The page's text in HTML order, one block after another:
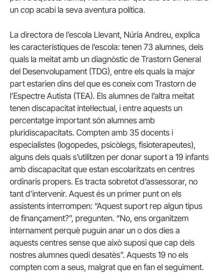
un cop acabi la seva aventura política.
La directora de l’escola Llevant, Núria Andreu, explica
les característiques de l’escola: tenen 73 alumnes, dels
quals la meitat amb un diagnòstic de Trastorn General
del Desenvolupament (TDG), entre els quals la major
part estarien dins del que es coneix com Trastorn de
l’Espectre Autista (TEA). Els alumnes de l’altra meitat
tenen discapacitat intel·lectual, i entre aquests un
percentatge important són alumnes amb
pluridiscapacitats. Compten amb 35 docents i
especialistes (logopedes, psicòlegs, fisioterapeutes),
alguns dels quals s’utilitzen per donar suport a 19 infants
amb discapacitat que estan escolaritzats en centres
ordinaris propers. Es tracta sobretot d’assessorar, no
tant d’intervenir. Aquest és un primer punt on els
assistents interrompen: “Aquest suport rep algun tipus
de finançament?”, pregunten. “No, ens organitzem
internament perquè puguin anar un o dos dies a
aquests centres sense que això suposi que cap dels
nostres alumnes quedi desatès”. Aquests 19 no els
compten com a seus, malgrat que en fan el seguiment.